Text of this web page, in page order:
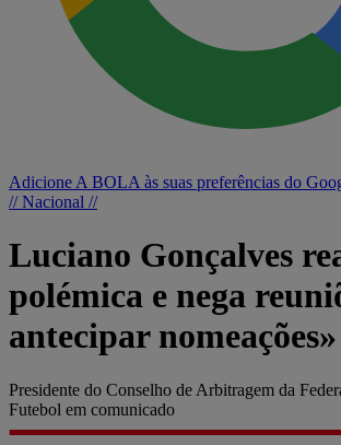
Adicione A BOLA às suas preferências do
// Nacional //
Luciano Gonçalves
polémica e nega
antecipar nomeações»
Presidente do Conselho de Arbitragem da
Futebol em comunicado